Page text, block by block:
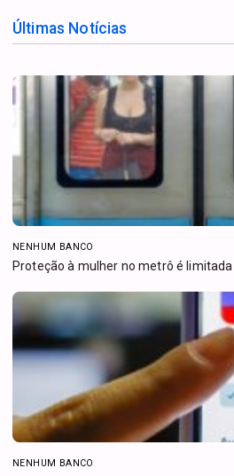
Últimas Notícias
NENHUM BANCO
Proteção à mulher no metrô é limitada
NENHUM BANCO